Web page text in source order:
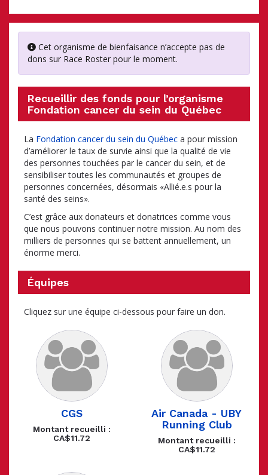
Cet organisme de bienfaisance n’accepte pas de
dons sur Race Roster pour le moment.
Recueillir des fonds pour l’organisme
Fondation cancer du sein du Québec
La Fondation cancer du sein du Québec a pour mission
d’améliorer le taux de survie ainsi que la qualité de vie
des personnes touchées par le cancer du sein, et de
sensibiliser toutes les communautés et groupes de
personnes concernées, désormais «Allié.e.s pour la
santé des seins».
C’est grâce aux donateurs et donatrices comme vous
que nous pouvons continuer notre mission. Au nom des
milliers de personnes qui se battent annuellement, un
énorme merci.
Équipes
Cliquez sur une équipe ci-dessous pour faire un don.
CGS
Montant recueilli :
CA$11.72
Air Canada - UBY
Running Club
Montant recueilli :
CA$11.72